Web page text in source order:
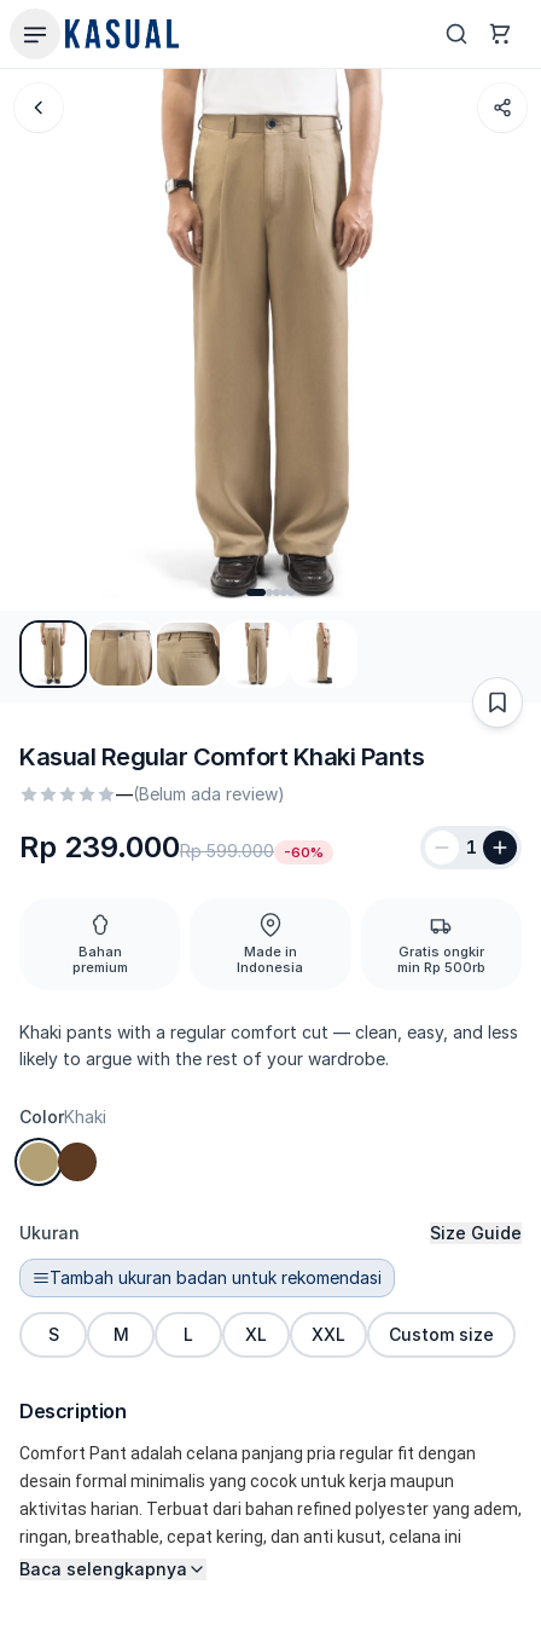
Kasual Regular Comfort Khaki Pants
—(Belum ada review)
Rp 239.000Rp 599.000 -60% 1
Bahan
premium
Made in
Indonesia
Gratis ongkir
min Rp 500rb
Khaki pants with a regular comfort cut — clean, easy, and less
likely to argue with the rest of your wardrobe.
ColorKhaki
Ukuran Size Guide
Tambah ukuran badan untuk rekomendasi
S M L XL XXL Custom size
Description
Comfort Pant adalah celana panjang pria regular fit dengan
desain formal minimalis yang cocok untuk kerja maupun
aktivitas harian. Terbuat dari bahan refined polyester yang adem,
ringan, breathable, cepat kering, dan anti kusut, celana ini
nyaman dipakai seharian tanpa terasa gerah. Potongan regular
Baca selengkapnya